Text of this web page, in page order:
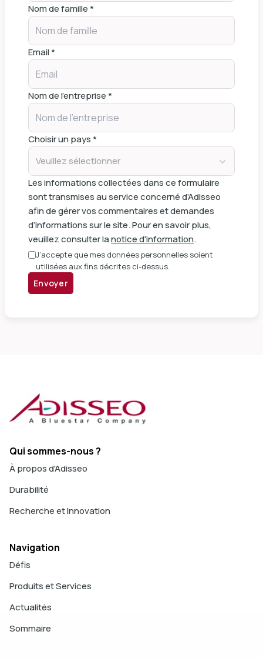
Nom de famille *
Email *
Nom de l'entreprise *
Choisir un pays *
Veuillez sélectionner
Les informations collectées dans ce formulaire
sont transmises au service concerné d’Adisseo
afin de gérer vos commentaires et demandes
d’informations sur le site. Pour en savoir plus,
veuillez consulter lanotice d'information.
J’accepte que mes données personnelles soient
utilisées aux fins décrites ci-dessus.
Envoyer
Qui sommes-nous ?
À propos d'Adisseo
Durabilité
Recherche et Innovation
Navigation
Défis
Produits et Services
Actualités
Sommaire